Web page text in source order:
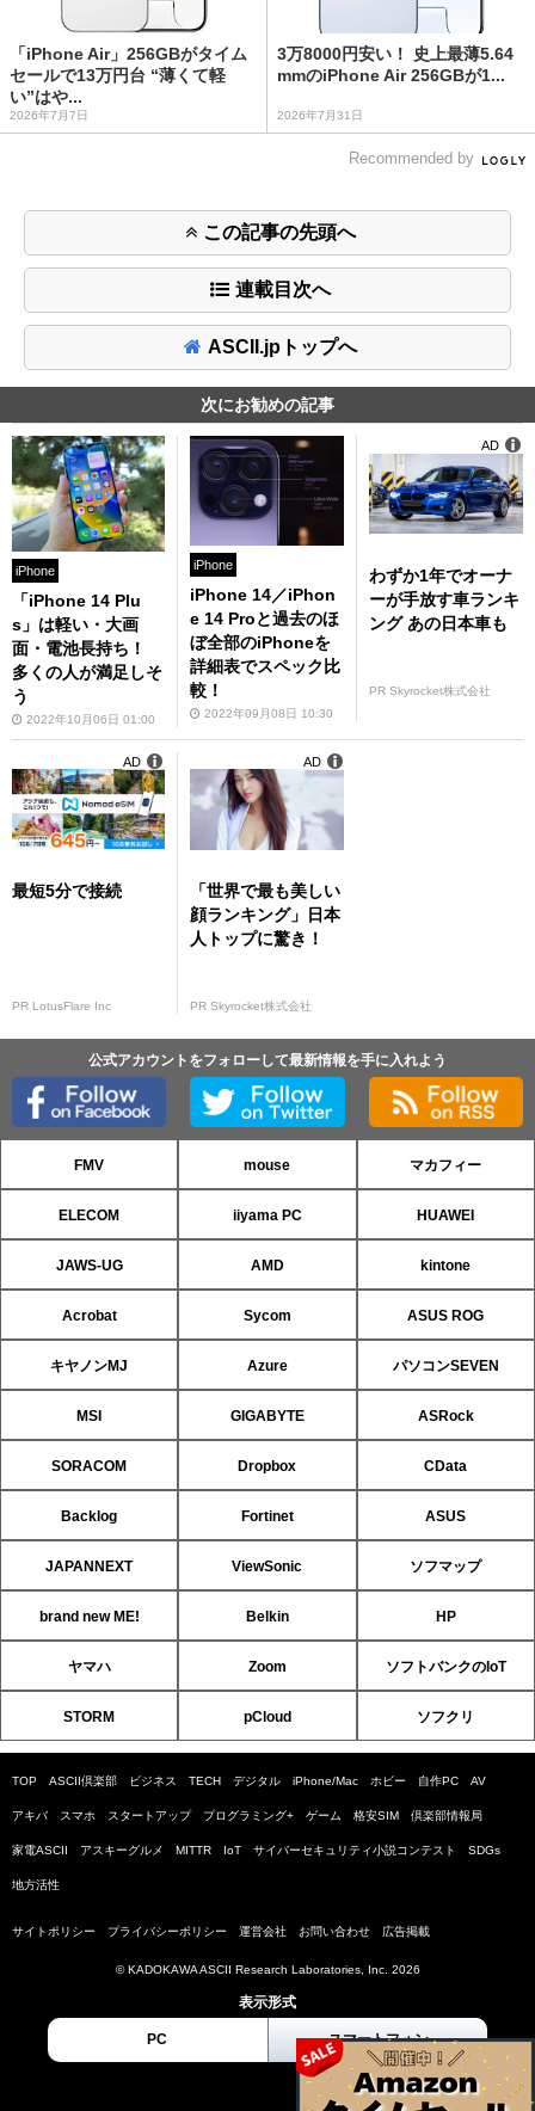
「iPhone Air」256GBがタイム
セールで13万円台 “薄くて軽
い”はや...
2026年7月7日
3万8000円安い！ 史上最薄5.64
mmのiPhone Air 256GBが1...
2026年7月31日
Recommended by
この記事の先頭へ
連載目次へ
ASCII.jpトップへ
次にお勧めの記事
iPhone
「iPhone 14 Plu
s」は軽い・大画
面・電池長持ち！
多くの人が満足しそ
う
2022年10月06日 01:00
iPhone
iPhone 14／iPhon
e 14 Proと過去のほ
ぼ全部のiPhoneを
詳細表でスペック比
較！
2022年09月08日 10:30
わずか1年でオーナ
ーが手放す車ランキ
ング あの日本車も
PR Skyrocket株式会社
AD
最短5分で接続
PR LotusFlare Inc
AD
「世界で最も美しい
顔ランキング」日本
人トップに驚き！
PR Skyrocket株式会社
AD
公式アカウントをフォローして最新情報を手に入れよう
FMV mouse マカフィー
ELECOM iiyama PC HUAWEI
JAWS-UG AMD kintone
Acrobat Sycom ASUS ROG
キヤノンMJ Azure パソコンSEVEN
MSI GIGABYTE ASRock
SORACOM Dropbox CData
Backlog Fortinet ASUS
JAPANNEXT ViewSonic ソフマップ
brand new ME! Belkin HP
ヤマハ Zoom ソフトバンクのIoT
STORM pCloud ソフクリ
TOP ASCII倶楽部 ビジネス TECH デジタル iPhone/Mac ホビー 自作PC AV
アキバ スマホ スタートアップ プログラミング+ ゲーム 格安SIM 倶楽部情報局
家電ASCII アスキーグルメ MITTR IoT サイバーセキュリティ小説コンテスト SDGs
地方活性
サイトポリシー プライバシーポリシー 運営会社 お問い合わせ 広告掲載
© KADOKAWA ASCII Research Laboratories, Inc. 2026
表示形式
PC スマートフォン